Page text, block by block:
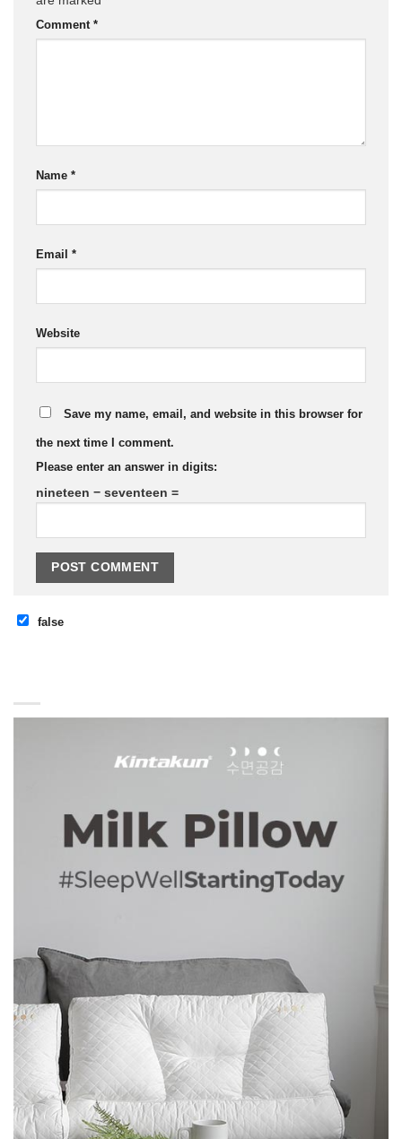
Comment *
Name *
Email *
Website
Save my name, email, and website in this browser for
the next time I comment.
Please enter an answer in digits:
nineteen − seventeen =
false